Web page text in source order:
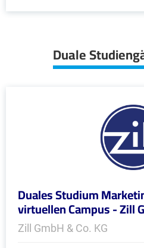
Duale
Duales Studium
virtuellen Campus - Zill
Zill GmbH & Co. KG